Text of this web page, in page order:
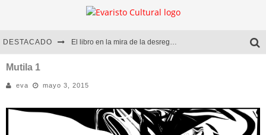
DESTACADO El libro en la mira de la desregulación
Diego Meret | Hotel Acapulco
Alejandra Correa | La nieve
Mutila 1
eva mayo 3, 2015